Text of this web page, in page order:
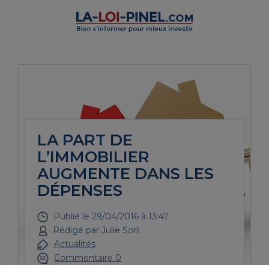
LA PART DE
L’IMMOBILIER
AUGMENTE DANS LES
DÉPENSES
Publié le 29/04/2016 à 13:47
Rédigé par Julie Sorli
Actualités
Commentaire 0